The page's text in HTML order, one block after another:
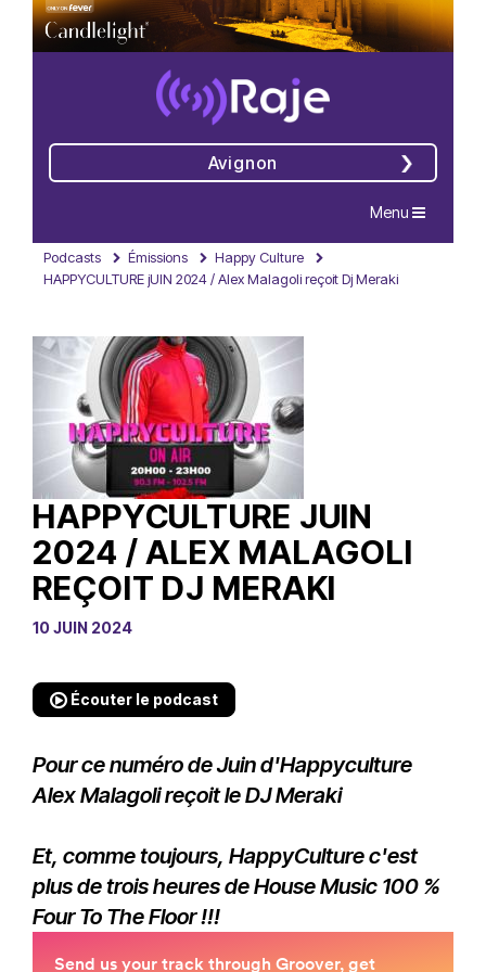
Avignon
Navigation
Menu
Podcasts Émissions
Happy Culture
HAPPYCULTURE jUIN 2024 / Alex Malagoli reçoit Dj Meraki
HAPPYCULTURE JUIN
2024 / ALEX MALAGOLI
REÇOIT DJ MERAKI
10 JUIN 2024
Écouter le podcast
Pour ce numéro de Juin d'Happyculture
Alex Malagoli reçoit le DJ Meraki
Et, comme toujours, HappyCulture c'est
plus de trois heures de House Music 100 %
Four To The Floor !!!